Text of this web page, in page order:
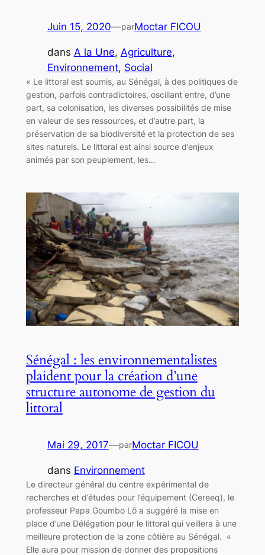
Juin 15, 2020—parMoctar FICOU
dans A la Une, Agriculture
Environnement, Social
« Le littoral est soumis, au Sénégal, à des politiques de
gestion, parfois contradictoires, oscillant entre, d’une
part, sa colonisation, les diverses possibilités de mise
en valeur de ses ressources, et d’autre part, la
préservation de sa biodiversité et la protection de ses
sites naturels. Le littoral est ainsi source d’enjeux
animés par son peuplement, les…
Sénégal : les environnementalistes
plaident pour la création d’une
structure autonome de gestion du
littoral
Mai 29, 2017—parMoctar FICOU
dans Environnement
Le directeur général du centre expérimental de
recherches et d’études pour l’équipement (Cereeq), le
professeur Papa Goumbo Lô a suggéré la mise en
place d’une Délégation pour le littoral qui veillera à une
meilleure protection de la zone côtière au Sénégal. «
Elle aura pour mission de donner des propositions